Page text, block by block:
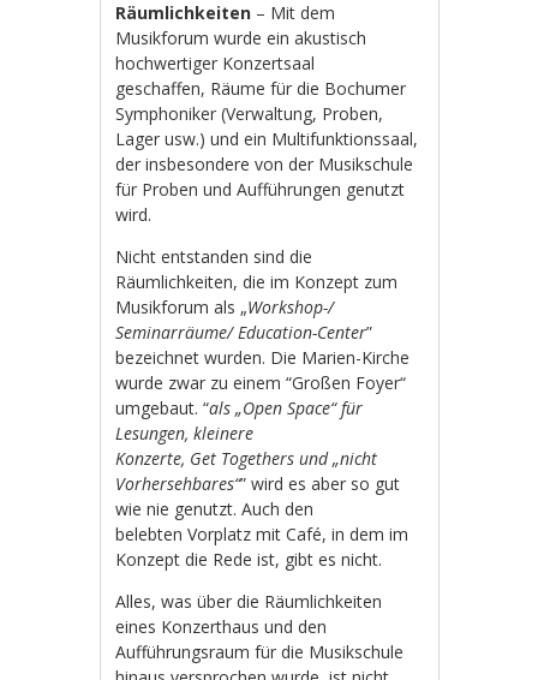
Räumlichkeiten – Mit dem
Musikforum wurde ein akustisch
hochwertiger Konzertsaal
geschaffen, Räume für die Bochumer
Symphoniker (Verwaltung, Proben,
Lager usw.) und ein Multifunktionssaal,
der insbesondere von der Musikschule
für Proben und Aufführungen genutzt
wird.
Nicht entstanden sind die
Räumlichkeiten, die im Konzept zum
Musikforum als „Workshop-/
Seminarräume/ Education-Center”
bezeichnet wurden. Die Marien-Kirche
wurde zwar zu einem “Großen Foyer“
umgebaut. “als „Open Space“ für
Lesungen, kleinere
Konzerte, Get Togethers und „nicht
Vorhersehbares“” wird es aber so gut
wie nie genutzt. Auch den
belebten Vorplatz mit Café, in dem im
Konzept die Rede ist, gibt es nicht.
Alles, was über die Räumlichkeiten
eines Konzerthaus und den
Aufführungsraum für die Musikschule